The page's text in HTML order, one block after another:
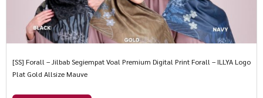
[SS] Forall – Jilbab Segiempat Voal Premium Digital Print Forall – ILLYA Logo
Plat Gold Allsize Mauve